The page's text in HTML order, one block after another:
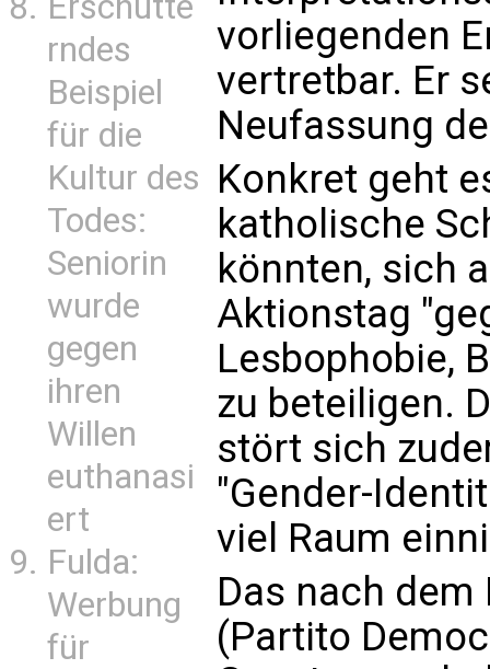
rndes
Beispiel
für die
Kultur des
Todes:
Seniorin
wurde
gegen
ihren
Willen
euthanasi
ert
Fulda:
Werbung
für
vorliegenden
vertretbar. Er
Neufassung
Konkret geht
katholische
könnten, sich
Aktionstag
Lesbophobie,
zu beteiligen.
stört sich
"Gender-
viel Raum
Das nach
(Partito